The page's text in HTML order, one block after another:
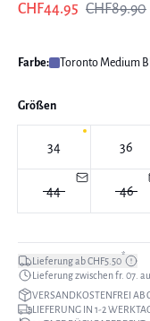
CHF44.95 CHF89.90
Farbe: Toronto Medium
Größen
34 36
44 46
Lieferung ab CHF5.50*
Lieferung zwischen fr. 07.
VERSANDKOSTENFREI AB
LIEFERUNG IN 1-2